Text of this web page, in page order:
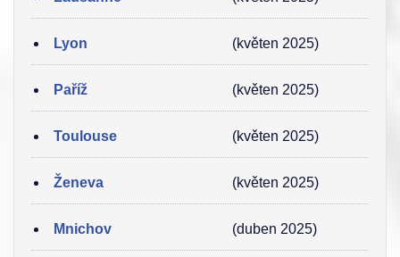
Lyon (květen 2025)
Paříž (květen 2025)
Toulouse (květen 2025)
Ženeva (květen 2025)
Mnichov (duben 2025)